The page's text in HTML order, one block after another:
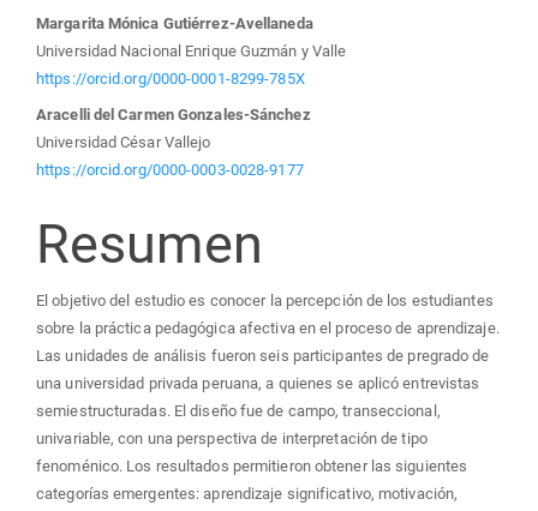
artículo
Margarita Mónica Gutiérrez-Avellaneda
Universidad Nacional Enrique Guzmán y Valle
https://orcid.org/0000-0001-8299-785X
Aracelli del Carmen Gonzales-Sánchez
Universidad César Vallejo
https://orcid.org/0000-0003-0028-9177
Resumen
El objetivo del estudio es conocer la percepción de los estudiantes
sobre la práctica pedagógica afectiva en el proceso de aprendizaje.
Las unidades de análisis fueron seis participantes de pregrado de
una universidad privada peruana, a quienes se aplicó entrevistas
semiestructuradas. El diseño fue de campo, transeccional,
univariable, con una perspectiva de interpretación de tipo
fenoménico. Los resultados permitieron obtener las siguientes
categorías emergentes: aprendizaje significativo, motivación,